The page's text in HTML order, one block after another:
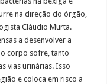
na direção do órgão,
Cláudio Murta.
a desenvolver a
corpo sofre, tanto
vias urinárias. Isso
e coloca em risco a